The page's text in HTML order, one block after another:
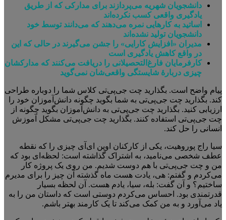
دانشجویان شهریه می‌پردازند برای مدارکی که از طریق
یادگیری واقعی کسب نکرده‌اند
اساتید به کارهایی نمره می‌دهند که می‌دانند توسط خود
دانشجویان تولید نشده‌اند
مدیران «افزایش کارایی» را جشن می‌گیرند در حالی که این
در واقع کاهش یادگیری است
کارفرمایان فارغ‌التحصیلانی را دریافت می‌کنند که مدارکشان
چیزی دربارهٔ شایستگی واقعی‌شان نمی‌گوید
پیام واضح است. بگذارید چت جی‌پی‌تی کلاس شما را دوباره طراحی
کند. بگذارید چت ‌جی‌پی‌تی به شما بگوید چگونه دانش‌آموزان خود را
ارزیابی کنید. بگذارید چت جی‌پی‌تی به دانش‌آموزان بگوید چگونه از
چت جی‌پی‌تی استفاده کنند. بگذارید چت جی‌پی‌تی مشکل آموزش
انسانی را حل کند.
سیا راج پوروهیت، یکی از کارکنان اوپن ای‌آی چیزی را که نقطه
عطف شخصی می‌نامید، به اشتراک گذاشته است: لحظه‌ای بود که
من و چت جی‌پی‌تی با هم دوست شدیم. من روی یک پروژه کار
می‌کردم و گفتم: هی، یادت هست ماه گذشته آن چیز را برای مدیرم
ساختیم؟ و آن گفت: بله، سیا، یادم هست. آن لحظه بسیار
قدرتمندی بود. احساس می‌کردم دوستی است که داستان من را به
یاد می‌آورد و به من کمک می‌کند تا یک کارمند بهتر باشم.